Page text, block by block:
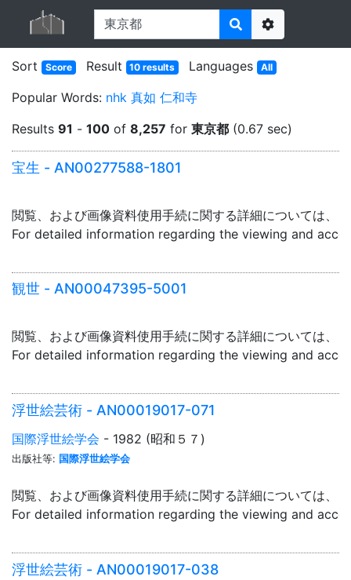
Options
Sort
Score Result 10 results Languages All
Popular Words: nhk 真如 仁和寺
Results 91 - 100 of 8,257 for 東京都 (0.67 sec)
宝生 - AN00277588-1801
閲覧、および画像資料使用手続に関する詳細については、「
For detailed information regarding the viewing and
観世 - AN00047395-5001
閲覧、および画像資料使用手続に関する詳細については、「
For detailed information regarding the viewing and
浮世絵芸術 - AN00019017-071
国際浮世絵学会 - 1982 (昭和５７)
出版社等: 国際浮世絵学会
閲覧、および画像資料使用手続に関する詳細については、「
For detailed information regarding the viewing and
浮世絵芸術 - AN00019017-038